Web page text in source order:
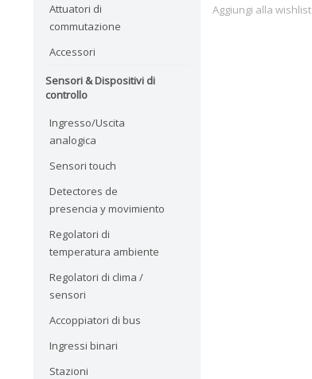
Attuatori di
commutazione
Accessori
Sensori & Dispositivi di
controllo
Ingresso/Uscita
analogica
Sensori touch
Detectores de
presencia y movimiento
Regolatori di
temperatura ambiente
Regolatori di clima /
sensori
Accoppiatori di bus
Ingressi binari
Stazioni
Aggiungi alla wishlist